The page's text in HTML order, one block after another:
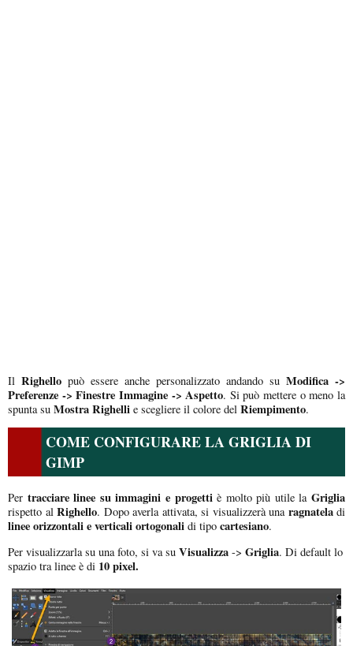
Il Righello può essere anche personalizzato andando su Modifica ->
Preferenze -> Finestre Immagine -> Aspetto. Si può mettere o meno la
spunta su Mostra Righelli e scegliere il colore del Riempimento.
COME CONFIGURARE LA GRIGLIA DI
GIMP
Per tracciare linee su immagini e progettiè molto più utile laGriglia
rispetto al Righello. Dopo averla attivata, si visualizzerà unaragnateladi
linee orizzontali e verticali ortogonali di tipo cartesiano.
Per visualizzarla su una foto, si va su Visualizza -> Griglia. Di default lo
spazio tra linee è di 10 pixel.